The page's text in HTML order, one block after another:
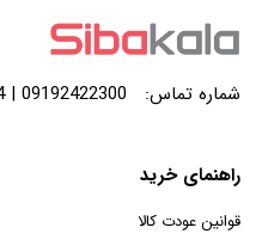
شماره تماس: 09192422300 | 04191010194
راهنمای خرید
قوانین عودت کالا